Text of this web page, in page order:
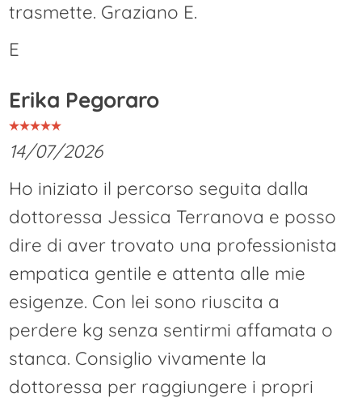
trasmette. Graziano E.
E
Erika Pegoraro
14/07/2026
Ho iniziato il percorso seguita dalla
dottoressa Jessica Terranova e posso
dire di aver trovato una professionista
empatica gentile e attenta alle mie
esigenze. Con lei sono riuscita a
perdere kg senza sentirmi affamata o
stanca. Consiglio vivamente la
dottoressa per raggiungere i propri